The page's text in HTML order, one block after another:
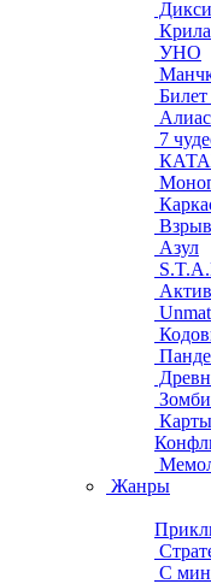
Крила
УНО
Алиас
7
Азул
Карты
Жанры
С